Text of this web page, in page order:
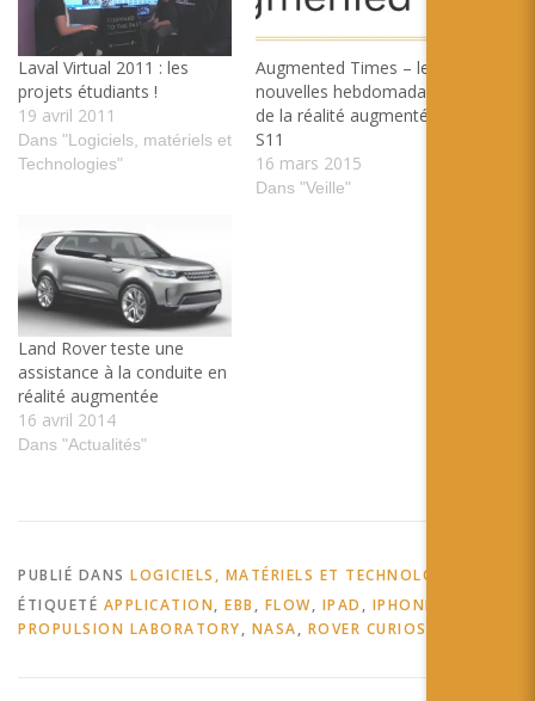
Laval Virtual 2011 : les
projets étudiants !
19 avril 2011
Dans "Logiciels, matériels et
Technologies"
Augmented Times – les
nouvelles hebdomadaires
de la réalité augmentée –
S11
16 mars 2015
Dans "Veille"
Land Rover teste une
assistance à la conduite en
réalité augmentée
16 avril 2014
Dans "Actualités"
PUBLIÉ DANS LOGICIELS, MATÉRIELS ET TECHNOLOGIES
ÉTIQUETÉ APPLICATION, EBB, FLOW, IPAD, IPHONE
PROPULSION LABORATORY, NASA, ROVER CURIOSITY